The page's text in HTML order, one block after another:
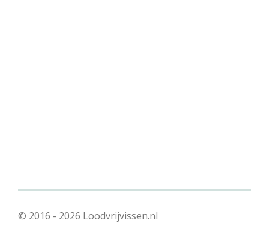
© 2016 - 2026 Loodvrijvissen.nl